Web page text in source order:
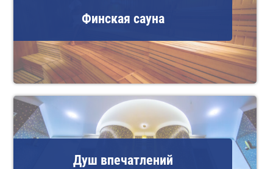
Финская сауна
Душ впечатлений